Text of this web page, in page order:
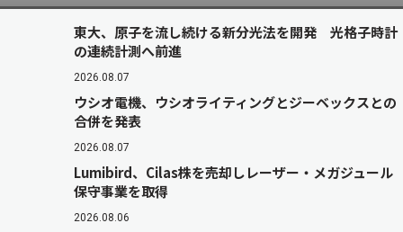
東大、原子を流し続ける新分光法を開発 光格子時計
の連続計測へ前進
2026.08.07
ウシオ電機、ウシオライティングとジーベックスとの
合併を発表
2026.08.07
Lumibird、Cilas株を売却しレーザー・メガジュール
保守事業を取得
2026.08.06